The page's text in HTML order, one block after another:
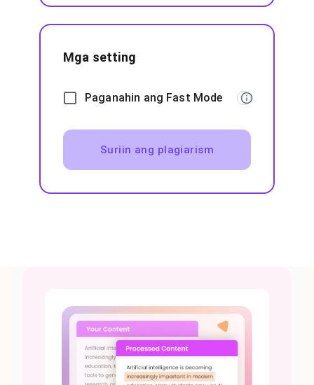
Mga setting
Paganahin ang Fast Mode
Suriin ang plagiarism